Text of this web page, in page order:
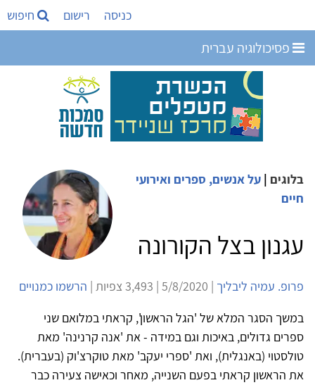
כניסה רישום חיפוש
פסיכולוגיה עברית
בלוגים | על אנשים, ספרים ואירועי
חיים
עגנון בצל הקורונה
פרופ. עמיה ליבליך | 5/8/2020 | 3,493 צפיות |
הרשמו כמנויים
במשך הסגר המלא של 'הגל הראשון', קראתי במלואם שני
ספרים גדולים, באיכות וגם במידה - את 'אנה קרנינה' מאת
טולסטוי (באנגלית), ואת 'ספרי יעקב' מאת טוקרצ'וק (בעברית).
את הראשון קראתי בפעם השנייה, מאחר וכאישה צעירה כבר